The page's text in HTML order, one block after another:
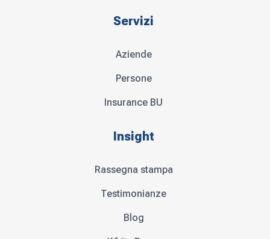
Servizi
Aziende
Persone
Insurance BU
Insight
Rassegna stampa
Testimonianze
Blog